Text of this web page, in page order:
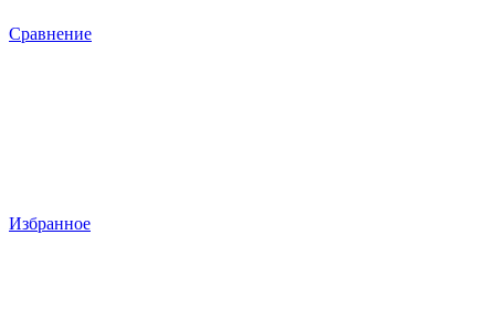
Сравнение
Избранное